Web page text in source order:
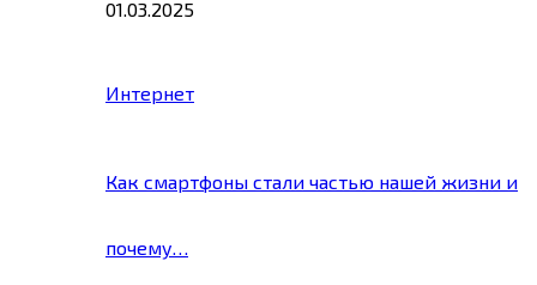
01.03.2025
Интернет
Как смартфоны стали частью нашей жизни и
почему…